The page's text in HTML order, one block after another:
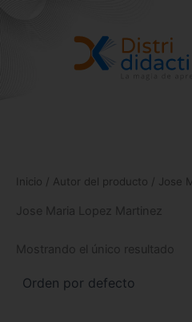
Inicio / Autor del producto / Jose
Jose Maria Lopez Martinez
Mostrando el único resultado